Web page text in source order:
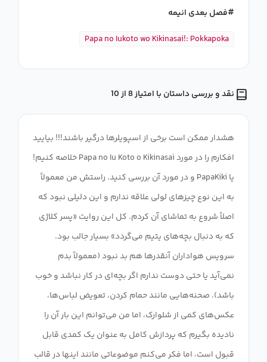
فصل بعدی انیمه
Papa no Iukoto wo Kikinasai!: Pokkapoka
نقد و بررسی داستان با امتیاز 8 از 10
هشدار ممکن است برخی از اسپویلرها درگیر باشند!!! بیایید
افکارم را در مورد Papa no Iu Koto o Kikinasai خلاصه کنیم!
یا PapaKiki و در مورد آن بررسی کنید. راستش من معمولاً
به این نوع چیزهای لولی علاقه ندارم و این دلیلی نبود که
اصلاً شروع به تماشای آن کردم. کل این روایت «پسر کلاژی
که به دنبال بچه‌های یتیم می‌گردد» بسیار جالب بود.
سرویس هواداران آنقدرها هم بد نبود (معمولاً بدم
نمی‌آید یا حتی دوست ندارم اگر بچه‌ای در کار نباشد و خوب
باشد). صحنه‌هایی مانند حمام کردن، تعویض لباس‌ها،
عکس‌های کمی از شلوارک، اما من می‌توانم این بار آن را
نادیده بگیرم که پردازش کامل به عنوان یک کمدی قابل
قبول است، اما فکر می‌کنم موضوعاتی مانند اینها در قالب